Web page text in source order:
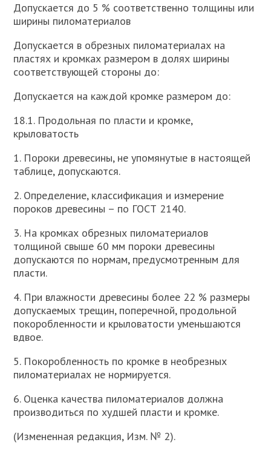
Допускается до 5 % соответственно толщины или
ширины пиломатериалов
Допускается в обрезных пиломатериалах на
пластях и кромках размером в долях ширины
соответствующей стороны до:
Допускается на каждой кромке размером до:
18.1. Продольная по пласти и кромке,
крыловатость
1. Пороки древесины, не упомянутые в настоящей
таблице, допускаются.
2. Определение, классификация и измерение
пороков древесины – по ГОСТ 2140.
3. На кромках обрезных пиломатериалов
толщиной свыше 60 мм пороки древесины
допускаются по нормам, предусмотренным для
пласти.
4. При влажности древесины более 22 % размеры
допускаемых трещин, поперечной, продольной
покоробленности и крыловатости уменьшаются
вдвое.
5. Покоробленность по кромке в необрезных
пиломатериалах не нормируется.
6. Оценка качества пиломатериалов должна
производиться по худшей пласти и кромке.
(Измененная редакция, Изм. № 2).